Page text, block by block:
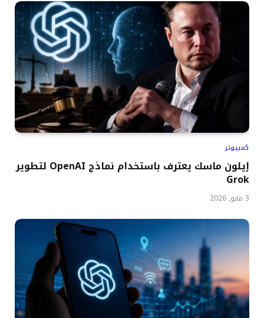
كمبيوتر
إيلون ماسك يعترف باستخدام نماذج OpenAI لتطوير
Grok
3 مايو, 2026